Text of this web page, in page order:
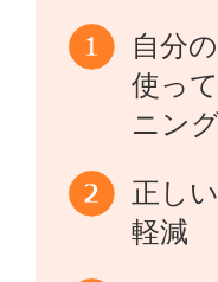
自分
使っ
ニン
正し
軽減